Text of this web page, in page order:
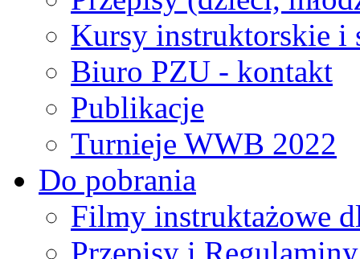
Kursy instruktorskie i
Biuro PZU - kontakt
Publikacje
Turnieje WWB 2022
Do pobrania
Filmy instruktażowe
Przepisy i Regulaminy